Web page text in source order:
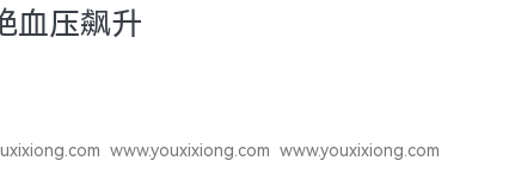
血压飙升
www.youxixiong.com www.youxixiong.com